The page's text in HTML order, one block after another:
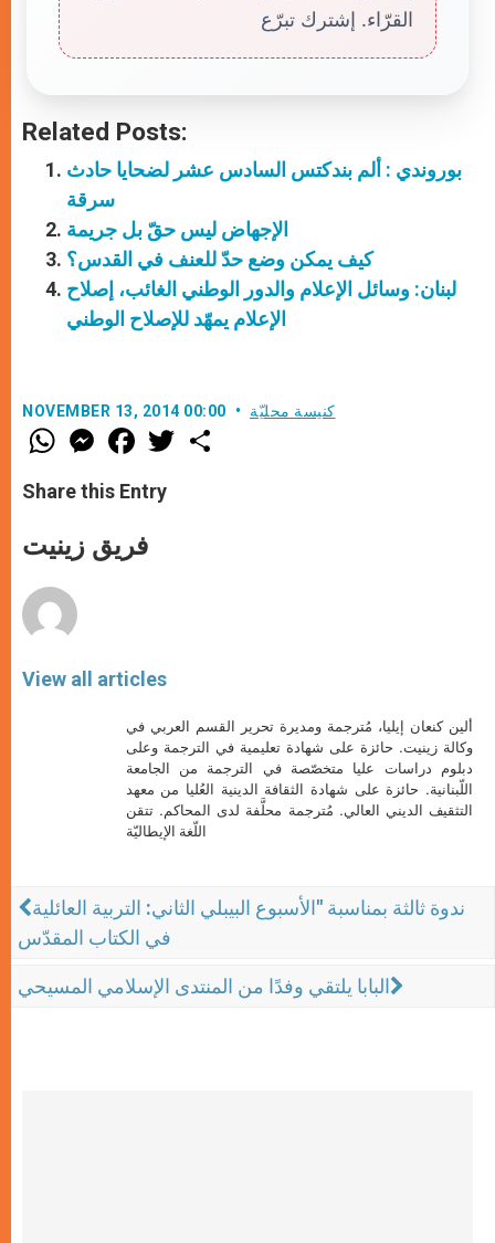
القرّاء. إشترك تبرّع
Related Posts:
بوروندي : ألم بندكتس السادس عشر لضحايا حادث
سرقة
الإجهاض ليس حقّ بل جريمة
كيف يمكن وضع حدّ للعنف في القدس؟
لبنان: وسائل الإعلام والدور الوطني الغائب، إصلاح
الإعلام يمهّد للإصلاح الوطني
NOVEMBER 13, 2014 00:00 كنيسة محليّة
W
h
t
s
p
p
M
e
s
e
g
e
F
a
e
b
o
k
w
Share this Entry
فريق زينيت
View all articles
ألين كنعان إيليا، مُترجمة ومديرة تحرير القسم العربي في
وكالة زينيت. حائزة على شهادة تعليمية في الترجمة وعلى
دبلوم دراسات عليا متخصّصة في الترجمة من الجامعة
اللّبنانية. حائزة على شهادة الثقافة الدينية العُليا من معهد
التثقيف الديني العالي. مُترجمة محلَّفة لدى المحاكم. تتقن
اللّغة الإيطاليّة
ندوة ثالثة بمناسبة "الأسبوع البيبلي الثاني: التربية العائلية
في الكتاب المقدّس
البابا يلتقي وفدًا من المنتدى الإسلامي المسيحي